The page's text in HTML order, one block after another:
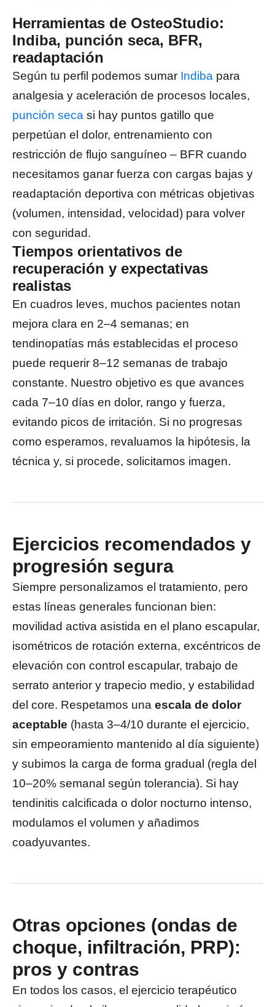
Herramientas de OsteoStudio:
Indiba, punción seca, BFR,
readaptación
Según tu perfil podemos sumar Indiba para
analgesia y aceleración de procesos locales,
punción seca si hay puntos gatillo que
perpetúan el dolor, entrenamiento con
restricción de flujo sanguíneo – BFR cuando
necesitamos ganar fuerza con cargas bajas y
readaptación deportiva con métricas objetivas
(volumen, intensidad, velocidad) para volver
con seguridad.
Tiempos orientativos de
recuperación y expectativas
realistas
En cuadros leves, muchos pacientes notan
mejora clara en 2–4 semanas; en
tendinopatías más establecidas el proceso
puede requerir 8–12 semanas de trabajo
constante. Nuestro objetivo es que avances
cada 7–10 días en dolor, rango y fuerza,
evitando picos de irritación. Si no progresas
como esperamos, revaluamos la hipótesis, la
técnica y, si procede, solicitamos imagen.
Ejercicios recomendados y
progresión segura
Siempre personalizamos el tratamiento, pero
estas líneas generales funcionan bien:
movilidad activa asistida en el plano escapular,
isométricos de rotación externa, excéntricos de
elevación con control escapular, trabajo de
serrato anterior y trapecio medio, y estabilidad
del core. Respetamos una escala de dolor
aceptable (hasta 3–4/10 durante el ejercicio,
sin empeoramiento mantenido al día siguiente)
y subimos la carga de forma gradual (regla del
10–20% semanal según tolerancia). Si hay
tendinitis calcificada o dolor nocturno intenso,
modulamos el volumen y añadimos
coadyuvantes.
Otras opciones (ondas de
choque, infiltración, PRP):
pros y contras
En todos los casos, el ejercicio terapéutico